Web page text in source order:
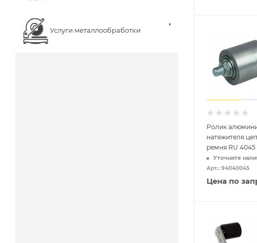
Услуги металлообработки
Ролик
натяжителя
ремня RU 4045
Уточните
Арт.: 94040045
Цена по